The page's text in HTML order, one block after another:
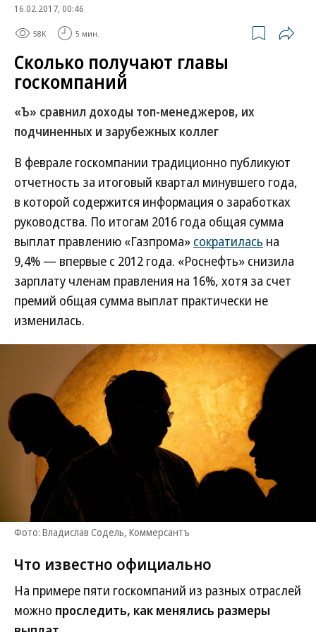
16.02.2017, 00:46
58K 5 мин.
Сколько получают главы
госкомпаний
«Ъ» сравнил доходы топ-менеджеров, их
подчиненных и зарубежных коллег
В феврале госкомпании традиционно публикуют
отчетность за итоговый квартал минувшего года,
в которой содержится информация о заработках
руководства. По итогам 2016 года общая сумма
выплат правлению «Газпрома» сократилась на
9,4% — впервые с 2012 года. «Роснефть» снизила
зарплату членам правления на 16%, хотя за счет
премий общая сумма выплат практически не
изменилась.
Фото: Владислав Содель, Коммерсантъ
Что известно официально
На примере пяти госкомпаний из разных отраслей
можно проследить, как менялись размеры